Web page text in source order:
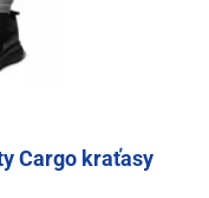
Cargo kraťasy